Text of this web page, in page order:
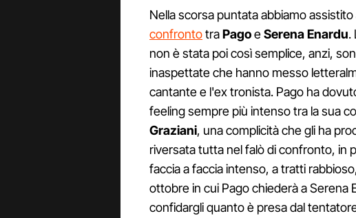
Nella scorsa puntata abbiamo assistito
confrontotraPagoeSerena Enardu.
non è stata poi così semplice, anzi,
inaspettate che hanno messo
cantante e l'ex tronista. Pago ha
feeling sempre più intenso tra la sua
Graziani, una complicità che gli ha
riversata tutta nel falò di confronto, in
faccia a faccia intenso, a tratti
ottobre in cui Pago chiederà a Serena
confidargli quanto è presa dal